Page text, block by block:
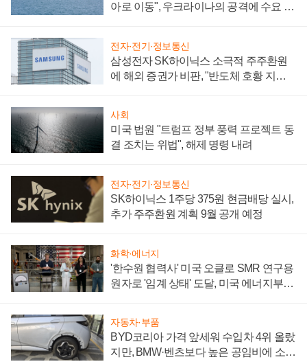
아로 이동", 우크라이나의 공격에 수요 늘
전자·전기·정보통신
삼성전자 SK하이닉스 소극적 주주환원
에 해외 증권가 비판, "반도체 호황 지속
사회
미국 법원 "트럼프 정부 풍력 프로젝트 동
결 조치는 위법", 해제 명령 내려
전자·전기·정보통신
SK하이닉스 1주당 375원 현금배당 실시,
추가 주주환원 계획 9월 공개 예정
화학·에너지
'한수원 협력사' 미국 오클로 SMR 연구용
원자로 '임계 상태' 도달, 미국 에너지부
자동차·부품
BYD코리아 가격 앞세워 수입차 4위 올랐
지만, BMW·벤츠보다 높은 공임비에 소비